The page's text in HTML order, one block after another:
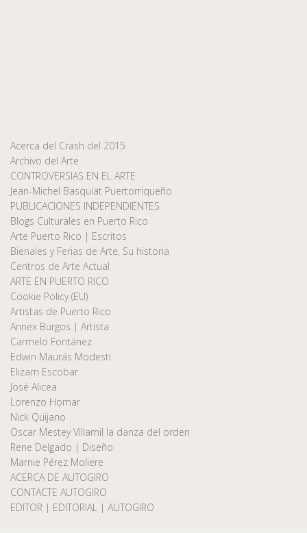
Acerca del Crash del 2015
Archivo del Arte
CONTROVERSIAS EN EL ARTE
Jean-Michel Basquiat Puertorriqueño
PUBLICACIONES INDEPENDIENTES
Blogs Culturales en Puerto Rico
Arte Puerto Rico | Escritos
Bienales y Ferias de Arte, Su historia
Centros de Arte Actual
ARTE EN PUERTO RICO
Cookie Policy (EU)
Artistas de Puerto Rico
Annex Burgos | Artista
Carmelo Fontánez
Edwin Maurás Modesti
Elizam Escobar
José Alicea
Lorenzo Homar
Nick Quijano
Oscar Mestey Villamil la danza del orden
Rene Delgado | Diseño
Marnie Pérez Moliere
ACERCA DE AUTOGIRO
CONTACTE AUTOGIRO
EDITOR | EDITORIAL | AUTOGIRO